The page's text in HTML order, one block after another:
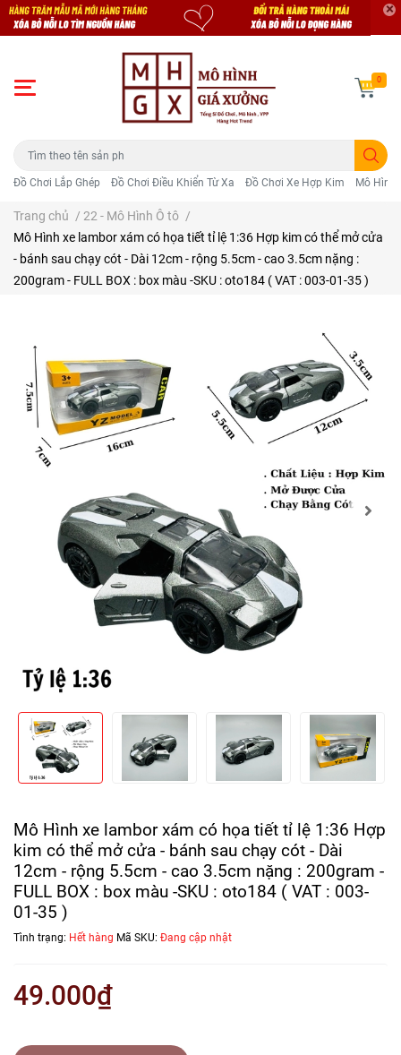
Đồ Chơi Lắp Ghép Đồ Chơi Điều Khiển Từ Xa Đồ Chơi Xe Hợp Kim Mô Hình
0
Trang chủ / 22 - Mô Hình Ô tô /
Mô Hình xe lambor xám có họa tiết tỉ lệ 1:36 Hợp kim có thể mở cửa
- bánh sau chạy cót - Dài 12cm - rộng 5.5cm - cao 3.5cm nặng :
200gram - FULL BOX : box màu -SKU : oto184 ( VAT : 003-01-35 )
Mô Hình xe lambor xám có họa tiết tỉ lệ 1:36 Hợp
kim có thể mở cửa - bánh sau chạy cót - Dài
12cm - rộng 5.5cm - cao 3.5cm nặng : 200gram -
FULL BOX : box màu -SKU : oto184 ( VAT : 003-
01-35 )
Tình trạng: Hết hàng Mã SKU: Đang cập nhật
49.000₫